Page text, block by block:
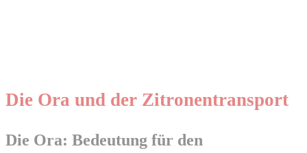
Die Ora und der Zitronentransport
Die Ora: Bedeutung für den